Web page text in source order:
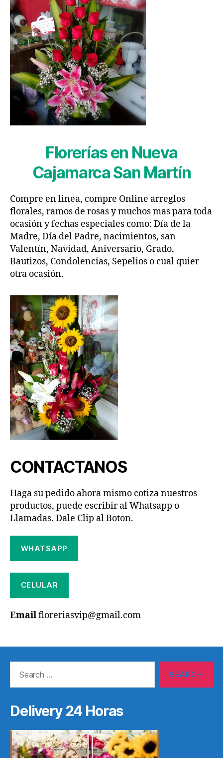
Florerías en Nueva
Cajamarca San Martín
Compre en linea, compre Online arreglos
florales, ramos de rosas y muchos mas para toda
ocasión y fechas especiales como: Día de la
Madre, Día del Padre, nacimientos, san
Valentín, Navidad, Aniversario, Grado,
Bautizos, Condolencias, Sepelios o cual quier
otra ocasión.
CONTACTANOS
Haga su pedido ahora mismo cotiza nuestros
productos, puede escribir al Whatsapp o
Llamadas. Dale Clip al Boton.
WHATSAPP
CELULAR
Emailfloreriasvip@gmail.com
Delivery 24 Horas